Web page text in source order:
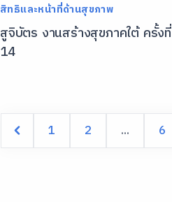
สิทธิและหน้าที่ด้านสุขภาพ
สูจิบัตร งานสร้างสุขภาคใต้ ครั้งที่
14
1 2 ... 6